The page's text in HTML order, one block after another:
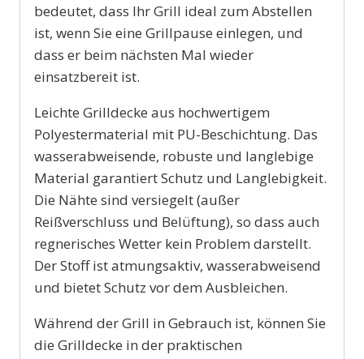
bedeutet, dass Ihr Grill ideal zum Abstellen
ist, wenn Sie eine Grillpause einlegen, und
dass er beim nächsten Mal wieder
einsatzbereit ist.
Leichte Grilldecke aus hochwertigem
Polyestermaterial mit PU-Beschichtung. Das
wasserabweisende, robuste und langlebige
Material garantiert Schutz und Langlebigkeit.
Die Nähte sind versiegelt (außer
Reißverschluss und Belüftung), so dass auch
regnerisches Wetter kein Problem darstellt.
Der Stoff ist atmungsaktiv, wasserabweisend
und bietet Schutz vor dem Ausbleichen.
Während der Grill in Gebrauch ist, können Sie
die Grilldecke in der praktischen